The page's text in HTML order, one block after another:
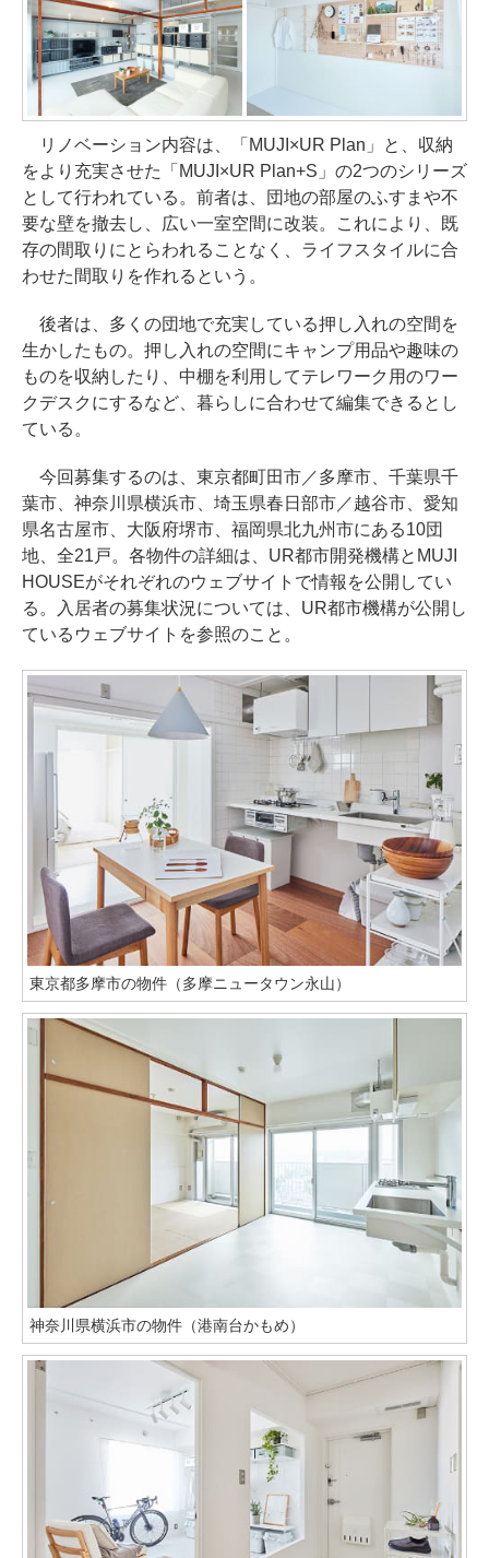
リノベーション内容は、「MUJI×UR Plan」と、収納
をより充実させた「MUJI×UR Plan+S」の2つのシリーズ
として行われている。前者は、団地の部屋のふすまや不
要な壁を撤去し、広い一室空間に改装。これにより、既
存の間取りにとらわれることなく、ライフスタイルに合
わせた間取りを作れるという。
後者は、多くの団地で充実している押し入れの空間を
生かしたもの。押し入れの空間にキャンプ用品や趣味の
ものを収納したり、中棚を利用してテレワーク用のワー
クデスクにするなど、暮らしに合わせて編集できるとし
ている。
今回募集するのは、東京都町田市／多摩市、千葉県千
葉市、神奈川県横浜市、埼玉県春日部市／越谷市、愛知
県名古屋市、大阪府堺市、福岡県北九州市にある10団
地、全21戸。各物件の詳細は、UR都市開発機構とMUJI
HOUSEがそれぞれのウェブサイトで情報を公開してい
る。入居者の募集状況については、UR都市機構が公開し
ているウェブサイトを参照のこと。
東京都多摩市の物件（多摩ニュータウン永山）
神奈川県横浜市の物件（港南台かもめ）